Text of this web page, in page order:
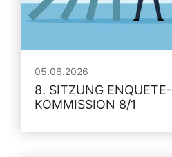
05.06.2026
8. SITZUNG ENQUETE-
KOMMISSION 8/1